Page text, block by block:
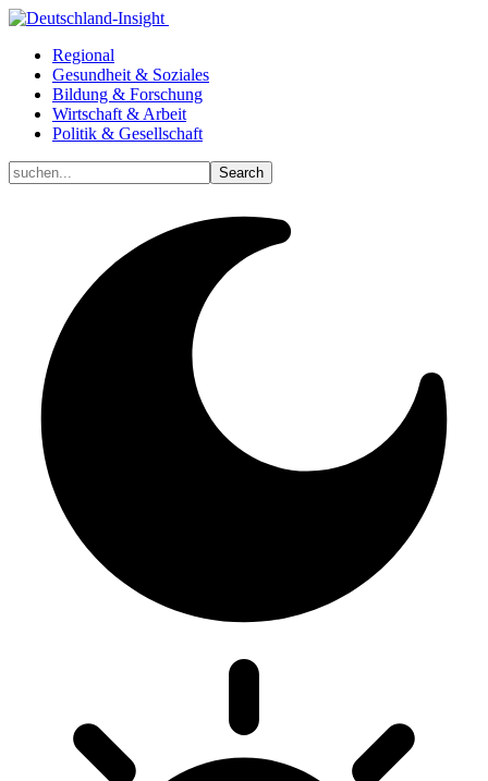
Regional
Gesundheit & Soziales
Bildung & Forschung
Wirtschaft & Arbeit
Politik & Gesellschaft